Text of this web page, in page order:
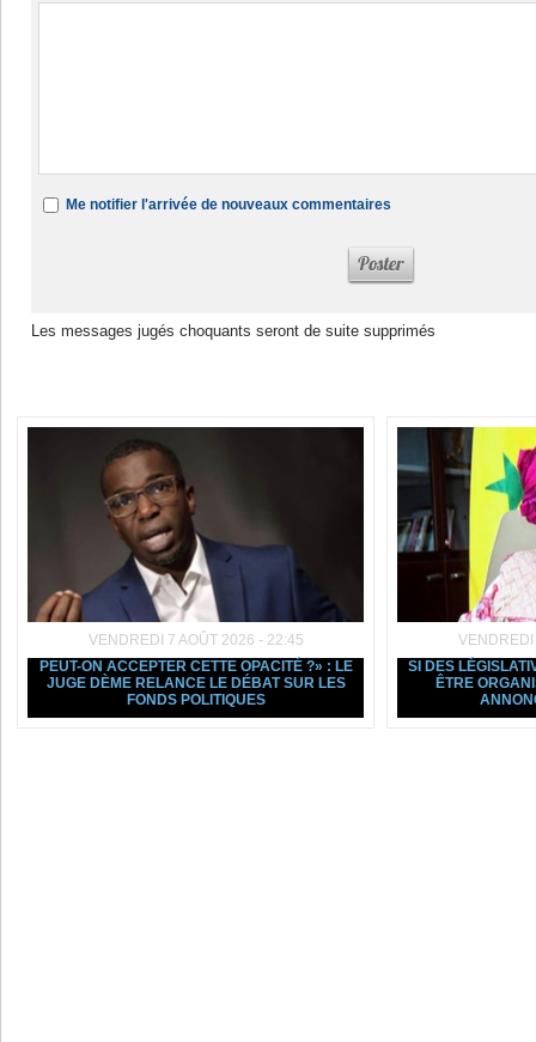
Me notifier l'arrivée de nouveaux commentaires
Les messages jugés choquants seront de suite supprimés
VENDREDI 7 AOÛT 2026 - 22:45
PEUT-ON ACCEPTER CETTE OPACITÉ ?» : LE
JUGE DÈME RELANCE LE DÉBAT SUR LES
FONDS POLITIQUES
SI DES
ÊTRE